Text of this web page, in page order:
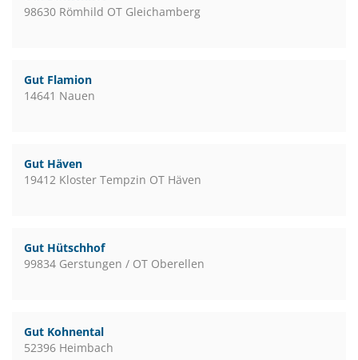
98630 Römhild OT Gleichamberg
Gut Flamion
14641 Nauen
Gut Häven
19412 Kloster Tempzin OT Häven
Gut Hütschhof
99834 Gerstungen / OT Oberellen
Gut Kohnental
52396 Heimbach